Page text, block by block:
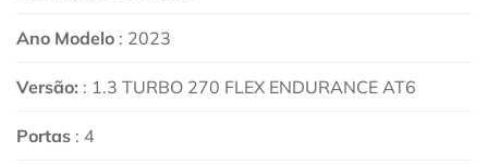
Ano Modelo : 2023
Versão: : 1.3 TURBO 270 FLEX ENDURANCE AT6
Portas : 4